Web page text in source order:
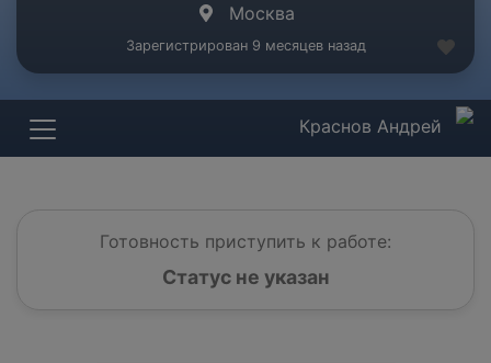
Москва
Зарегистрирован 9 месяцев назад
Краснов Андрей
Готовность приступить к работе:
Статус не указан